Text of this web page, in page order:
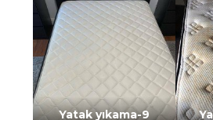
Yatak yıkama-9